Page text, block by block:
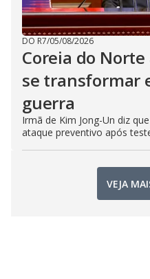
DO R7/05/08/2026
Coreia do Norte
se transformar
guerra
Irmã de Kim Jong-Un diz
ataque preventivo após
VEJA